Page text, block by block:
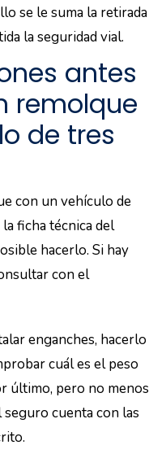
se le suma la retirada
la seguridad vial.
antes
remolque
de tres
con un vehículo de
ficha técnica del
hacerlo. Si hay
con el
enganches, hacerlo
cuál es el peso
último, pero no menos
cuenta con las